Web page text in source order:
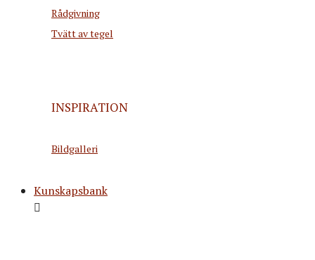
Rådgivning
Tvätt av tegel
INSPIRATION
Bildgalleri
Kunskapsbank